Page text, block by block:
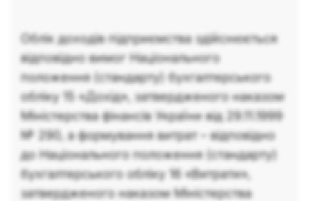
Облік доходів підприємства здійснюється
відповідно вимог Національного
положення (стандарту) бухгалтерського
обліку 15 «Дохід», затвердженого наказом
Міністерства фінансів України від 29.11.1999
№ 290, а формування витрат – відповідно
до Національного положення (стандарту)
бухгалтерського обліку 16 «Витрати»,
затвердженого наказом Міністерства